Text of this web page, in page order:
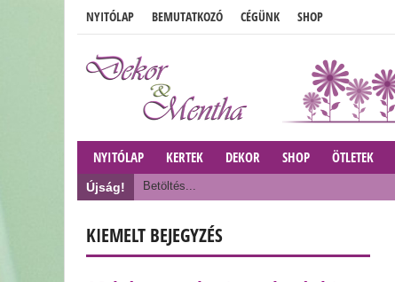
NYITÓLAP BEMUTATKOZÓ CÉGÜNK SHOP
NYITÓLAP KERTEK DEKOR SHOP ÖTLETEK
Újság! Betöltés...
KIEMELT BEJEGYZÉS